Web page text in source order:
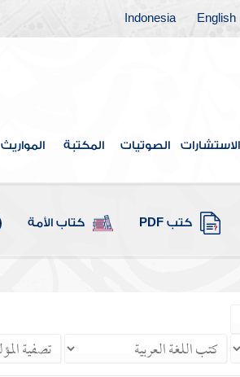
English
Indonesia
الاستشارات الصوتيات المكتبة المواريث
كتب PDF كتاب الأمة